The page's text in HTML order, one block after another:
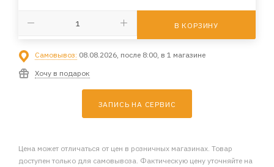
В КОРЗИНУ
Самовывоз: 08.08.2026, после 8:00, в 1 магазине
Хочу в подарок
ЗАПИСЬ НА СЕРВИС
Цена может отличаться от цен в розничных магазинах. Товар
доступен только для самовывоза. Фактическую цену уточняйте на